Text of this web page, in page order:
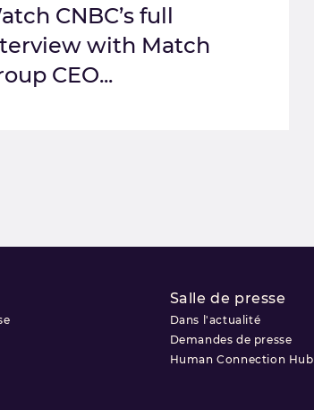
CNBC’s full
with Match
CEO...
Salle de presse
Dans l'actualité
Demandes de presse
Human Connection Hub